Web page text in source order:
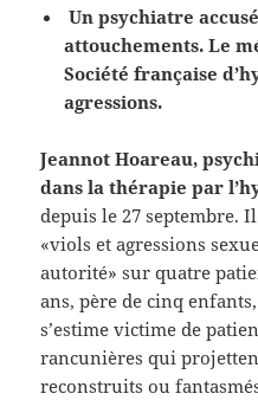
Un psychiatre
attouchements. Le
Société française
agressions.
Jeannot Hoareau,
dans la thérapie par
depuis le 27 septembre.
«viols et agressions
autorité» sur quatre
ans, père de cinq
s’estime victime de
rancunières qui
reconstruits ou